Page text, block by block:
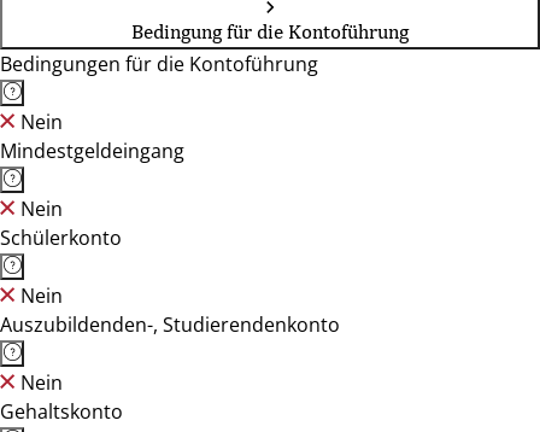
Bedingung für die Kontoführung
Bedingungen für die Kontoführung
Nein
Mindestgeldeingang
Nein
Schülerkonto
Nein
Auszubildenden-, Studierendenkonto
Nein
Gehaltskonto